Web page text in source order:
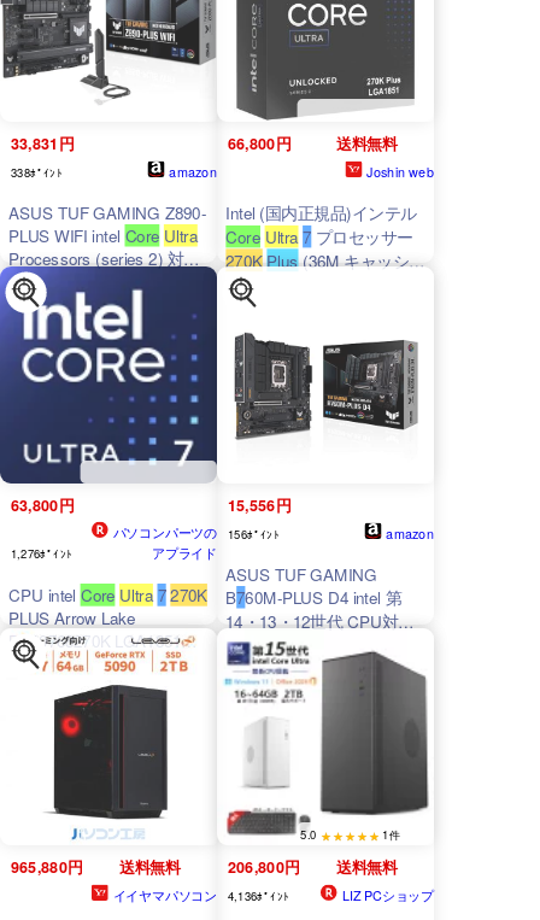
33,831円
338ﾎﾟｲﾝﾄ amazon
ASUS TUF GAMING Z890-
PLUS WIFI intel Core Ultra
Processors (series 2) 対応
LGA 1851 Z890 チップセッ
ト搭載 DDR5 ATX マザー
ボード/国内正規代理店品
66,800円 送料無料
Joshin web
Intel (国内正規品)インテル
Core Ultra 7 プロセッサー
270KPlus(36M キャッシ
ュ、最大 5.50 GHz) Intel
Graphics搭載、LGA1851
BX80768270K 返品種別B
63,800円
1,276ﾎﾟｲﾝﾄ
パソコンパーツの
アプライド
CPU intel Core Ultra 7270K
PLUS Arrow Lake
BX80768270K LGA1851
MAX5.5GHz 24(8+16)コ
ア/24スレッド L2 40M 内蔵
グラフィック搭載
TDP125W 0735858553308
15,556円
156ﾎﾟｲﾝﾄ amazon
ASUS TUF GAMING
B760M-PLUS D4 intel 第
14・13・12世代 CPU対応
LGA1700 B760 搭載 DDR4
mATX マザーボード/国内正
規代理店品
965,880円 送料無料
イイヤマパソコン
206,800円 送料無料
4,136ﾎﾟｲﾝﾄ LIZ PCショップ
5.0 1件